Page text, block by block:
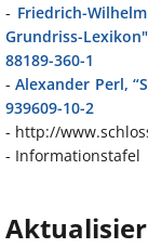
- Friedrich-
Grundriss-
88189-360-1
-Alexander Perl,
939609-10-2
- http://
- Informationstafel